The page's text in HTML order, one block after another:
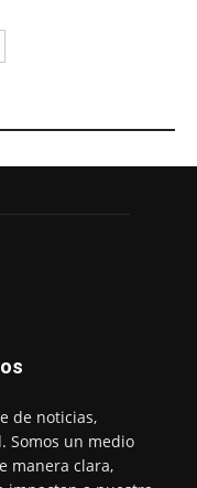
de noticias,
Somos un medio
manera clara,